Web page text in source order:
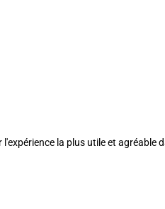
la plus utile et agréable